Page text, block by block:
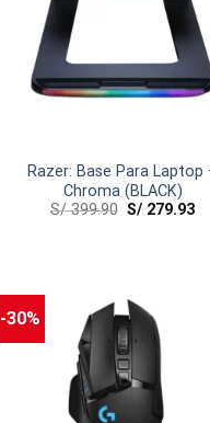
Razer: Base Para Laptop
Chroma (BLACK)
S/399.90 S/ 279.93
-30%